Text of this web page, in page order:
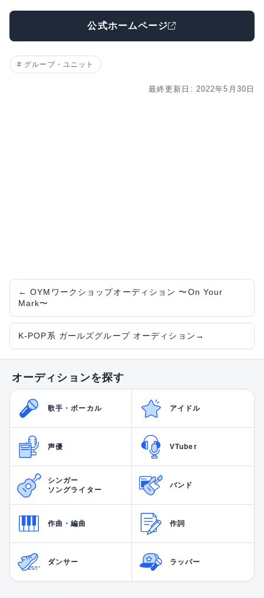
公式ホームページ
グループ・ユニット
最終更新日: 2022年5月30日
← OYMワークショップオーディション 〜On Your
Mark〜
K-POP系 ガールズグループ オーディション →
オーディションを探す
歌手・ボーカル アイドル
声優 VTuber
シンガー
ソングライター
バンド
作曲・編曲 作詞
ダンサー ラッパー